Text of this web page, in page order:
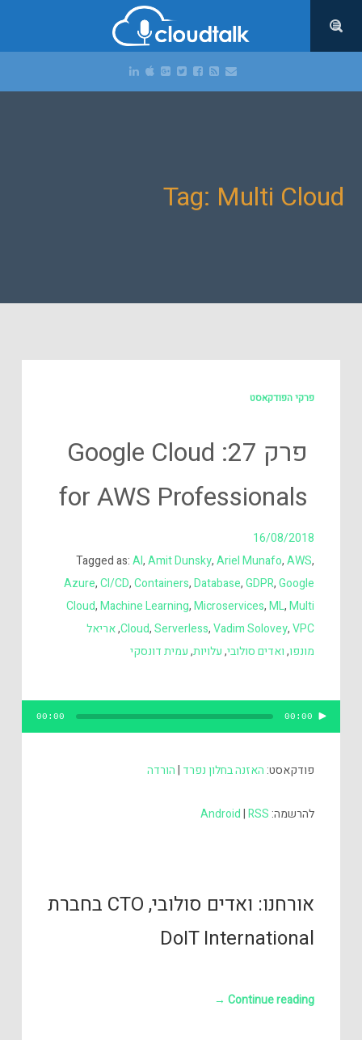
Tag: Multi Cloud
פרקי הפודקאסט
פרק 27: Google Cloud
for AWS Professionals
16/08/2018
Tagged as:AI,Amit Dunsky,Ariel Munafo,AWS,
Azure,CI/CD,Containers,Database,GDPR,Google
Cloud,Machine Learning,Microservices,ML,Multi
Cloud,Serverless,Vadim Solovey,VPC
,אריאל
מונפו,ואדים סולובי,עלויות,עמית דונסקי
00:00
00:00
פודקאסט: האזנה בחלון נפרד |הורדה
להרשמה: Android|RSS
אורחנו: ואדים סולובי, CTO בחברת
DoIT International
Continue reading
→